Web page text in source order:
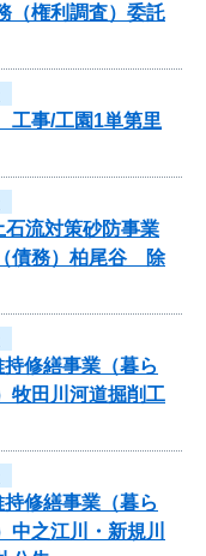
（権利調査）委託
事/工園1単第里
流対策砂防事業
債務）柏尾谷 除
修繕事業（暮ら
牧田川河道掘削工
修繕事業（暮ら
之江川・新規川